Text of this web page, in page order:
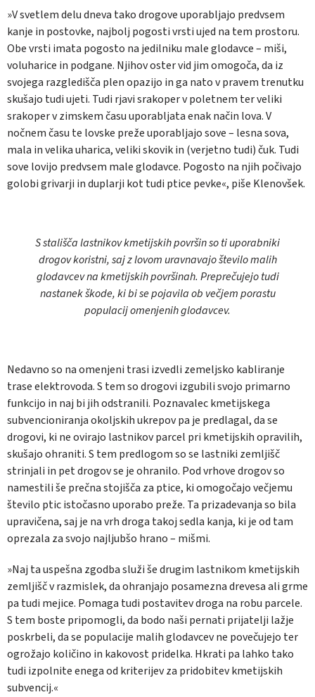
»V svetlem delu dneva tako drogove uporabljajo predvsem
kanje in postovke, najbolj pogosti vrsti ujed na tem prostoru.
Obe vrsti imata pogosto na jedilniku male glodavce – miši,
voluharice in podgane. Njihov oster vid jim omogoča, da iz
svojega razgledišča plen opazijo in ga nato v pravem trenutku
skušajo tudi ujeti. Tudi rjavi srakoper v poletnem ter veliki
srakoper v zimskem času uporabljata enak način lova. V
nočnem času te lovske preže uporabljajo sove – lesna sova,
mala in velika uharica, veliki skovik in (verjetno tudi) čuk. Tudi
sove lovijo predvsem male glodavce. Pogosto na njih počivajo
golobi grivarji in duplarji kot tudi ptice pevke«, piše Klenovšek.
S stališča lastnikov kmetijskih površin so ti uporabniki
drogov koristni, saj z lovom uravnavajo število malih
glodavcev na kmetijskih površinah. Preprečujejo tudi
nastanek škode, ki bi se pojavila ob večjem porastu
populacij omenjenih glodavcev.
Nedavno so na omenjeni trasi izvedli zemeljsko kabliranje
trase elektrovoda. S tem so drogovi izgubili svojo primarno
funkcijo in naj bi jih odstranili. Poznavalec kmetijskega
subvencioniranja okoljskih ukrepov pa je predlagal, da se
drogovi, ki ne ovirajo lastnikov parcel pri kmetijskih opravilih,
skušajo ohraniti. S tem predlogom so se lastniki zemljišč
strinjali in pet drogov se je ohranilo. Pod vrhove drogov so
namestili še prečna stojišča za ptice, ki omogočajo večjemu
število ptic istočasno uporabo preže. Ta prizadevanja so bila
upravičena, saj je na vrh droga takoj sedla kanja, ki je od tam
oprezala za svojo najljubšo hrano – mišmi.
»Naj ta uspešna zgodba služi še drugim lastnikom kmetijskih
zemljišč v razmislek, da ohranjajo posamezna drevesa ali grme
pa tudi mejice. Pomaga tudi postavitev droga na robu parcele.
S tem boste pripomogli, da bodo naši pernati prijatelji lažje
poskrbeli, da se populacije malih glodavcev ne povečujejo ter
ogrožajo količino in kakovost pridelka. Hkrati pa lahko tako
tudi izpolnite enega od kriterijev za pridobitev kmetijskih
subvencij.«